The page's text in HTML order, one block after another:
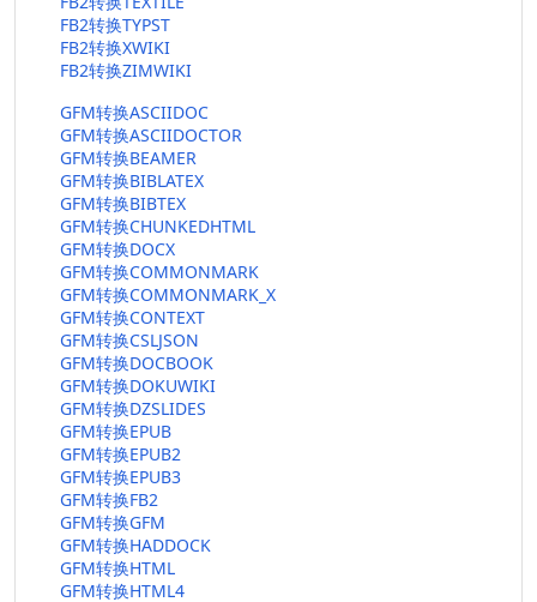
FB2转换TYPST
FB2转换XWIKI
FB2转换ZIMWIKI
GFM转换ASCIIDOC
GFM转换ASCIIDOCTOR
GFM转换BEAMER
GFM转换BIBLATEX
GFM转换BIBTEX
GFM转换CHUNKEDHTML
GFM转换DOCX
GFM转换COMMONMARK
GFM转换COMMONMARK_X
GFM转换CONTEXT
GFM转换CSLJSON
GFM转换DOCBOOK
GFM转换DOKUWIKI
GFM转换DZSLIDES
GFM转换EPUB
GFM转换EPUB2
GFM转换EPUB3
GFM转换FB2
GFM转换GFM
GFM转换HADDOCK
GFM转换HTML
GFM转换HTML4